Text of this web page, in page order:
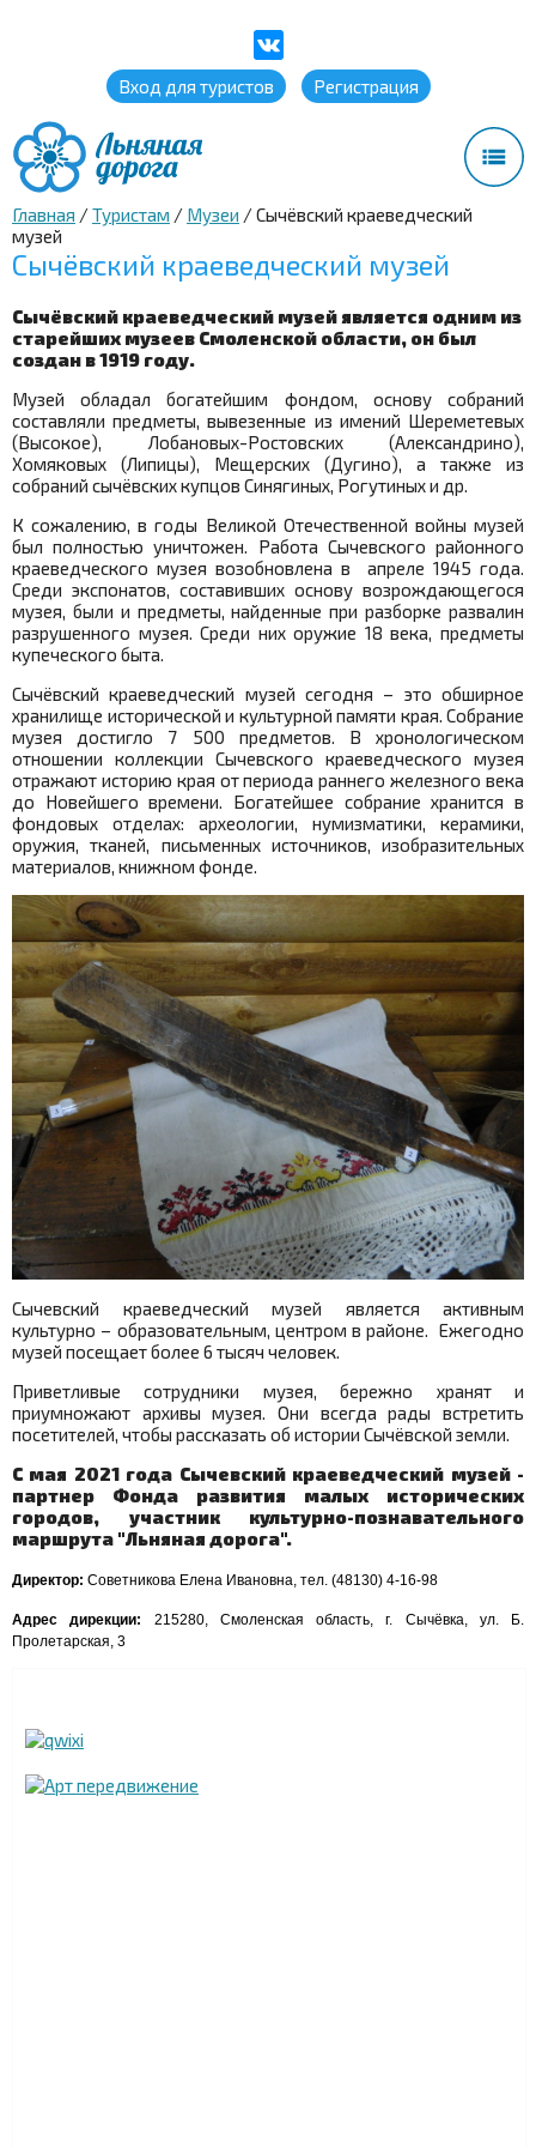
Вход для туристов Регистрация
Главная /Туристам / Музеи /Сычёвский краеведческий
музей
Сычёвский краеведческий музей
Сычёвский краеведческий музей является одним из
старейших музеев Смоленской области, он был
создан в 1919 году.
Музей обладал богатейшим фондом, основу собраний
составляли предметы, вывезенные из имений Шереметевых
(Высокое), Лобановых-Ростовских (Александрино),
Хомяковых (Липицы), Мещерских (Дугино), а также из
собраний сычёвских купцов Синягиных, Рогутиных и др.
К сожалению, в годы Великой Отечественной войны музей
был полностью уничтожен. Работа Сычевского районного
краеведческого музея возобновлена в апреле 1945 года.
Среди экспонатов, составивших основу возрождающегося
музея, были и предметы, найденные при разборке развалин
разрушенного музея. Среди них оружие 18 века, предметы
купеческого быта.
Сычёвский краеведческий музей сегодня – это обширное
хранилище исторической и культурной памяти края. Собрание
музея достигло 7 500 предметов. В хронологическом
отношении коллекции Сычевского краеведческого музея
отражают историю края от периода раннего железного века
до Новейшего времени. Богатейшее собрание хранится в
фондовых отделах: археологии, нумизматики, керамики,
оружия, тканей, письменных источников, изобразительных
материалов, книжном фонде.
Сычевский краеведческий музей является активным
культурно – образовательным, центром в районе. Ежегодно
музей посещает более 6 тысяч человек.
Приветливые сотрудники музея, бережно хранят и
приумножают архивы музея. Они всегда рады встретить
посетителей, чтобы рассказать об истории Сычёвской земли.
C мая 2021 года Сычевский краеведческий музей -
партнер Фонда развития малых исторических
городов, участник культурно-познавательного
маршрута "Льняная дорога".
Директор: Советникова Елена Ивановна, тел. (48130) 4-16-98
Адрес дирекции: 215280, Смоленская область, г. Сычёвка, ул. Б.
Пролетарская, 3